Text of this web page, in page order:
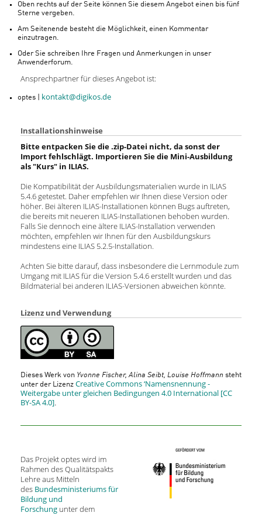
Oben rechts auf der Seite können Sie diesem Angebot einen bis fünf
Sterne vergeben.
Am Seitenende besteht die Möglichkeit, einen Kommentar
einzutragen.
Oder Sie schreiben Ihre Fragen und Anmerkungen in unser
Anwenderforum.
Ansprechpartner für dieses Angebot ist:
optes | kontakt@digikos.de
Installationshinweise
Bitte entpacken Sie die .zip-Datei nicht, da sonst der
Import fehlschlägt. Importieren Sie die Mini-Ausbildung
als "Kurs" in ILIAS.
Die Kompatibilität der Ausbildungsmaterialien wurde in ILIAS
5.4.6 getestet. Daher empfehlen wir Ihnen diese Version oder
höher. Bei älteren ILIAS-Installationen können Bugs auftreten,
die bereits mit neueren ILIAS-Installationen behoben wurden.
Falls Sie dennoch eine ältere ILIAS-Installation verwenden
möchten, empfehlen wir Ihnen für den Ausbildungskurs
mindestens eine ILIAS 5.2.5-Installation.
Achten Sie bitte darauf, dass insbesondere die Lernmodule zum
Umgang mit ILIAS für die Version 5.4.6 erstellt wurden und das
Bildmaterial bei anderen ILIAS-Versionen abweichen könnte.
Lizenz und Verwendung
Dieses Werk von Yvonne Fischer, Alina Seibt, Louise Hoffmann steht
unter der Lizenz Creative Commons ‘Namensnennung -
Weitergabe unter gleichen Bedingungen 4.0 International [CC
BY-SA 4.0].
Das Projekt optes wird im
Rahmen des Qualitätspakts
Lehre aus Mitteln
des Bundesministeriums für
Bildung und
Forschung unter dem